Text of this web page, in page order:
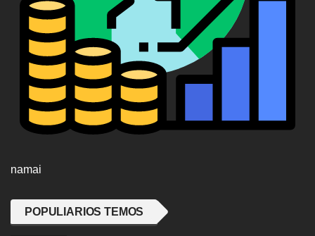
namai
POPULIARIOS TEMOS